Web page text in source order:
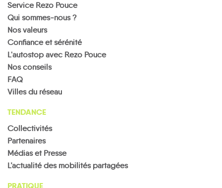
Service Rezo Pouce
Qui sommes-nous ?
Nos valeurs
Confiance et sérénité
L'autostop avec Rezo Pouce
Nos conseils
FAQ
Villes du réseau
TENDANCE
Collectivités
Partenaires
Médias et Presse
L’actualité des mobilités partagées
PRATIQUE